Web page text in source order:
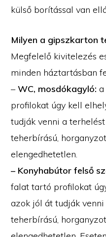
külső borítással van
Milyen a gipszkarton
Megfelelő kivitelezés
minden háztartásban
–WC, mosdókagyló:
profilokat úgy kell
tudják venni a
teherbírású,
elengedhetetlen.
– Konyhabútor felső
falat tartó profilokat
azok jól át tudják venni
teherbírású,